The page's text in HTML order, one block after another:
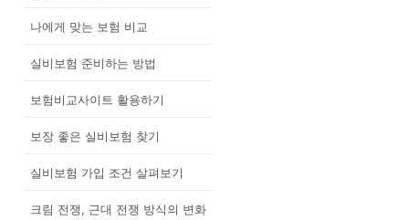
나에게 맞는 보험 비교
실비보험 준비하는 방법
보험비교사이트 활용하기
보장 좋은 실비보험 찾기
실비보험 가입 조건 살펴보기
크림 전쟁, 근대 전쟁 방식의 변화